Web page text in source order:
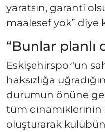
yaratsın, garanti
maalesef yok” diye
“Bunlar planlı
Eskişehirspor'un
haksızlığa
durumun önüne
tüm dinamiklerinin
oluşturarak